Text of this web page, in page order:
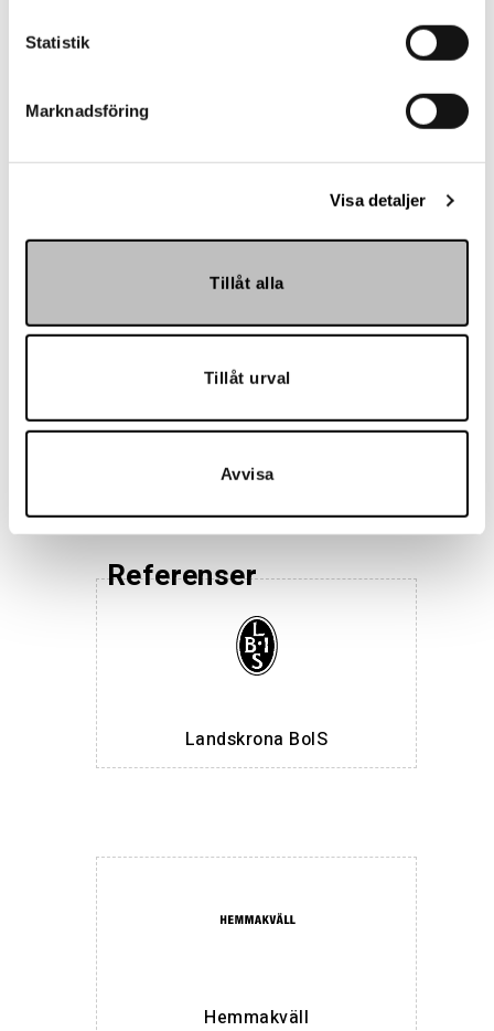
Statistik
Marknadsföring
Visa detaljer
Tillåt alla
Tillåt urval
Avvisa
Vi finns här för dig!
Vår kundtjänst är tillgänglig Mån – Fre: 07:30 –
Referenser
Landskrona BoIS
Hemmakväll